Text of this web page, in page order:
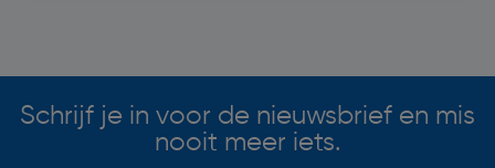
Schrijf je in voor de nieuwsbrief en mis
nooit meer iets.